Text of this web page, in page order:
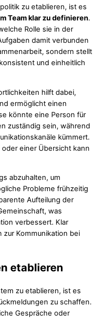
zu etablieren, ist es
Team klar zu definieren.
Rolle sie in der
damit verbunden
sondern stellt
und einheitlich
hilft dabei,
ermöglicht einen
könnte eine Person für
zuständig sein, während
kümmert.
oder einer Übersicht kann
abzuhalten, um
Probleme frühzeitig
Aufteilung der
was
verbessert. Klar
zur Kommunikation bei
etablieren
zu etablieren, ist es
zu schaffen.
Gespräche oder